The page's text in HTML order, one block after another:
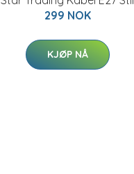
299 NOK
KJØP NÅ